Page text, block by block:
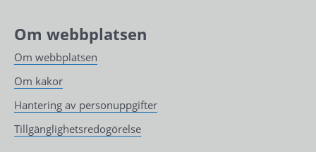
Om webbplatsen
Om webbplatsen
Om kakor
Hantering av personuppgifter
Tillgänglighetsredogörelse